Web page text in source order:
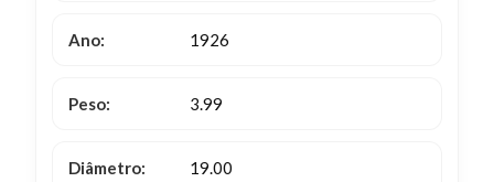
Ano: 1926
Peso: 3.99
Diâmetro: 19.00